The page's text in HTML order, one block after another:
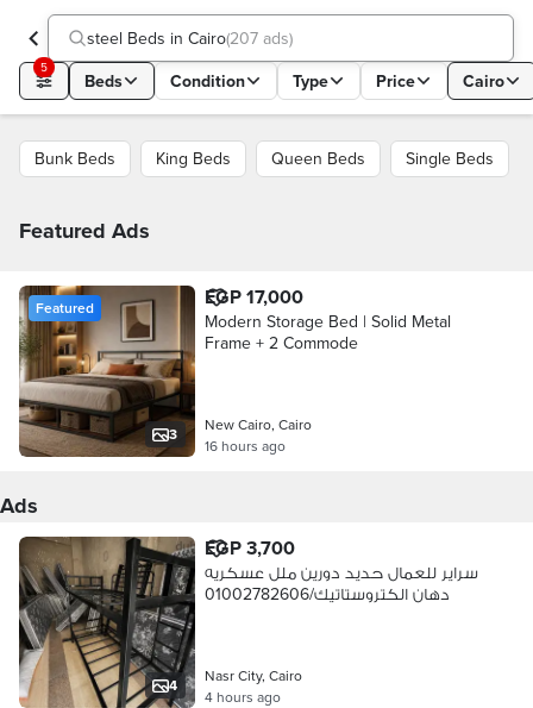
steel Beds in Cairo(207 ads)
5
Beds Condition Type Price Cairo
Bunk Beds King Beds Queen Beds Single Beds
Featured Ads
3
Featured EGP 17,000
Modern Storage Bed | Solid Metal
Frame + 2 Commode
New Cairo, Cairo
16 hours ago
Ads
4
EGP 3,700
سراير للعمال حديد دورين ملل عسكريه
دهان الكتروستاتيك/01002782606
Nasr City, Cairo
4 hours ago